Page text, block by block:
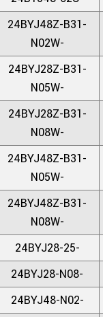
24BYJ48Z-B31-
N02W-
24BYJ28Z-B31-
N05W-
24BYJ28Z-B31-
N08W-
24BYJ48Z-B31-
N05W-
24BYJ48Z-B31-
N08W-
24BYJ28-25-
24BYJ28-N08-
24BYJ48-N02-